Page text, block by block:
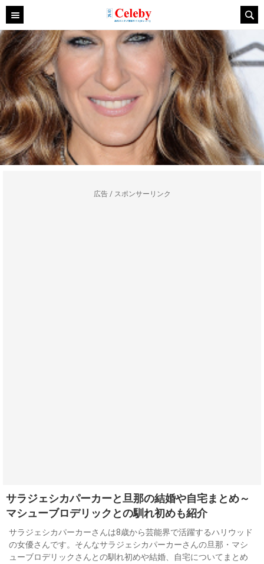
広告 / スポンサーリンク
サラジェシカパーカーと旦那の結婚や自宅まとめ～
マシューブロデリックとの馴れ初めも紹介
サラジェシカパーカーさんは8歳から芸能界で活躍するハリウッド
の女優さんです。そんなサラジェシカパーカーさんの旦那・マシ
ューブロデリックさんとの馴れ初めや結婚、自宅についてまとめ